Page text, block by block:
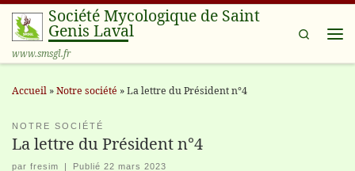
Passer au contenu
Société Mycologique de Saint
Genis Laval
www.smsgl.fr
Search
Accueil »Notre société »La lettre du Président n°4
NOTRE SOCIÉTÉ
La lettre du Président n°4
par fresim | Publié 22 mars 2023